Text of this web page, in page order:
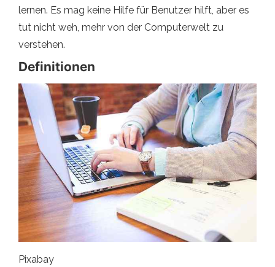
lernen. Es mag keine Hilfe für Benutzer hilft, aber es
tut nicht weh, mehr von der Computerwelt zu
verstehen.
Definitionen
Pixabay